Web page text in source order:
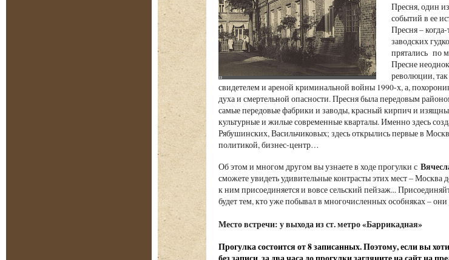
Пресня, один
событий в ее
Пресня –
заводских
прятались по
Пресне
революции,
свидетелем и ареной криминальной войны 1990-х, а,
духа и смертельной опасности. Пресня была передовым
самые передовые фабрики и заводы, красный кирпич и
культурные и жилые современные кварталы. Именно здесь
Рябушинских, Васильчиковых; здесь открылись первые в
политикой, бизнес-центр…
Об этом и многом другом вы узнаете в ходе прогулки с
сможете увидеть удивительные контрасты этих мест – Москва
к ним присоединяется и вовсе сельский пейзаж...
будет тем, кто уже побывал в многочисленных особняках –
Место встречи: у выхода из ст. метро «Баррикадная»
Прогулка состоится от 8 записанных. Поэтому, если вы